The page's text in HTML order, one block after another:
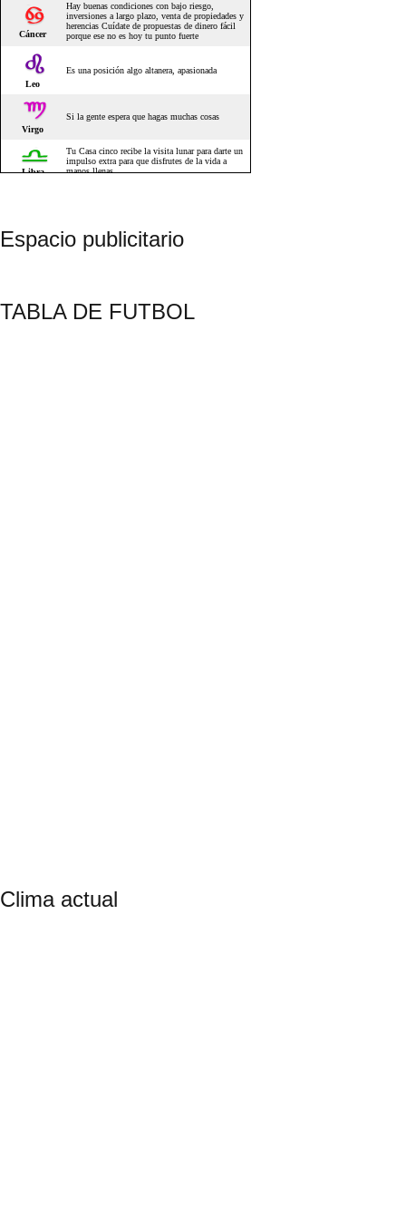
Espacio publicitario
TABLA DE FUTBOL
Clima actual